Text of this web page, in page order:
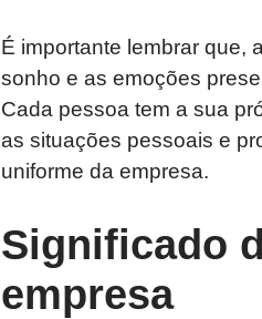
É importante lembrar que,
sonho e as emoções
Cada pessoa tem a sua
as situações pessoais e
uniforme da empresa.
Significado
empresa